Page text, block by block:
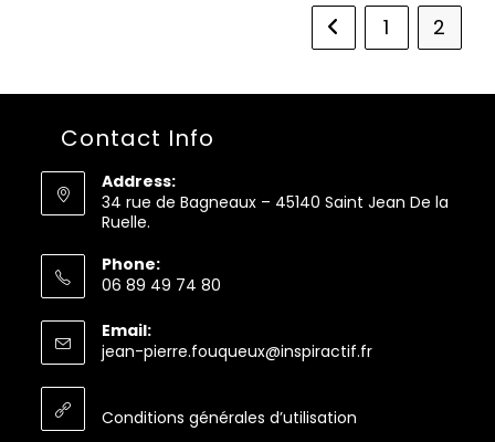
De
Go to the previous
1 2
Contact Info
Address:
34 rue de Bagneaux – 45140 Saint Jean De la
Ruelle.
Phone:
06 89 49 74 80
dans
votre
Email:
jean-pierre.fouqueux@inspiractif.frS’ouvre
Conditions générales d’utilisation